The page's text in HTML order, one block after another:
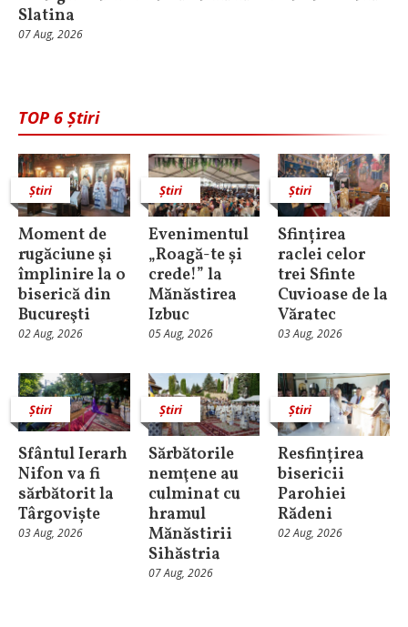
Slatina
07 Aug, 2026
TOP 6 Știri
Știri
Moment de
rugăciune şi
împlinire la o
biserică din
Bucureşti
02 Aug, 2026
Știri
Evenimentul
„Roagă-te și
crede!” la
Mănăstirea
Izbuc
05 Aug, 2026
Știri
Sfințirea
raclei celor
trei Sfinte
Cuvioase de la
Văratec
03 Aug, 2026
Știri
Sfântul Ierarh
Nifon va fi
sărbătorit la
Târgoviște
03 Aug, 2026
Știri
Sărbătorile
nemţene au
culminat cu
hramul
Mănăstirii
Sihăstria
07 Aug, 2026
Știri
Resfințirea
bisericii
Parohiei
Rădeni
02 Aug, 2026